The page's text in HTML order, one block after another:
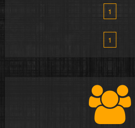
1
1